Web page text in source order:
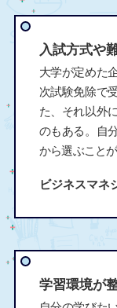
入試方式や
大学が定めた
次試験免除で
た、それ以外
のもある。自
から選ぶこと
ビジネスマネ
学習環境が